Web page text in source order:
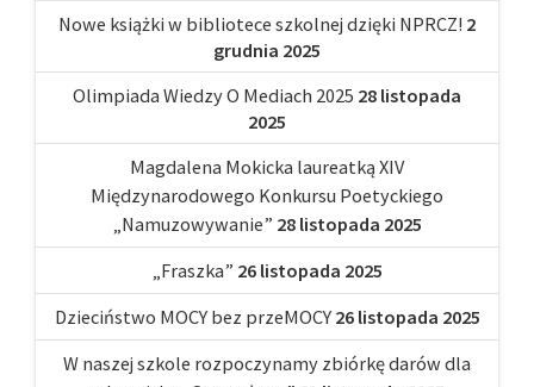
Nowe książki w bibliotece szkolnej dzięki NPRCZ! 2
grudnia 2025
Olimpiada Wiedzy O Mediach 2025 28 listopada
2025
Magdalena Mokicka laureatką XIV
Międzynarodowego Konkursu Poetyckiego
„Namuzowywanie” 28 listopada 2025
„Fraszka” 26 listopada 2025
Dzieciństwo MOCY bez przeMOCY 26 listopada 2025
W naszej szkole rozpoczynamy zbiórkę darów dla